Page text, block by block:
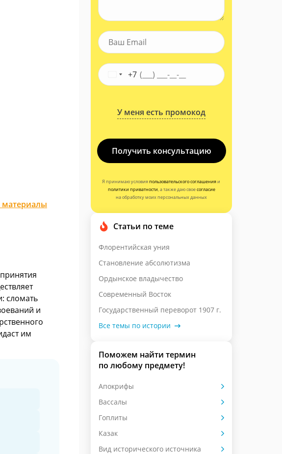
материалы
сломать
и
им
+7
У меня есть промокод
Получить консультацию
Я принимаю условияпользовательского соглашенияи
политики приватности, а также даю своесогласие
на обработку моих персональных данных
Статьи по теме
Флорентийская уния
Становление абсолютизма
Ордынское владычество
Современный Восток
Государственный переворот 1907 г.
Все темы по истории
Поможем найти термин
по любому предмету!
Апокрифы
Вассалы
Гоплиты
Казак
Вид исторического источника